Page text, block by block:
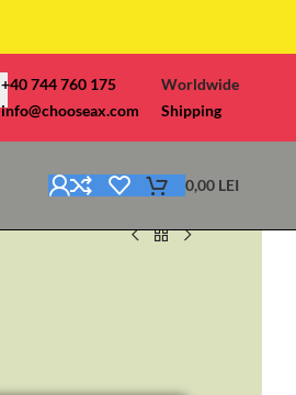
+40 744 760 175
info@chooseax.com
Worldwide
Shipping
0,00 LEI